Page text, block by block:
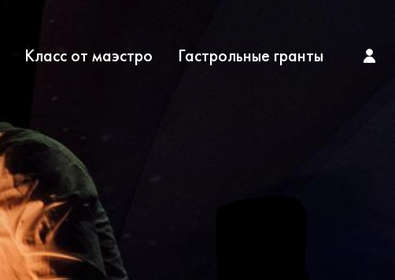
Класс от маэстро Гастрольные гранты